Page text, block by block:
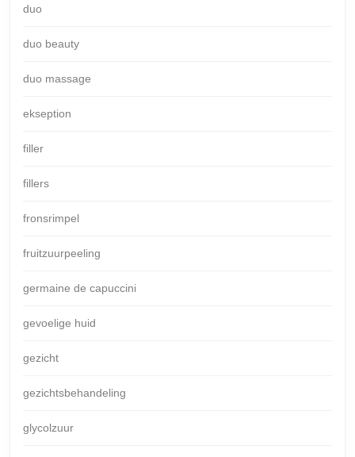
duo
duo beauty
duo massage
ekseption
filler
fillers
fronsrimpel
fruitzuurpeeling
germaine de capuccini
gevoelige huid
gezicht
gezichtsbehandeling
glycolzuur